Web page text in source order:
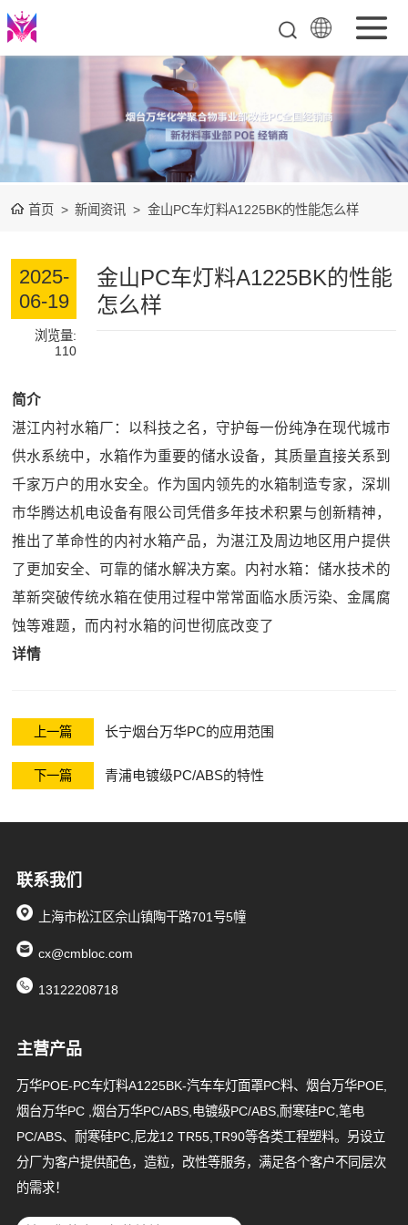
首页 > 新闻资讯 > 金山PC车灯料A1225BK的性能怎么样
2025-
06-19
浏览量:
110
金山PC车灯料A1225BK的性能
怎么样
简介
湛江内衬水箱厂：以科技之名，守护每一份纯净在现代城市
供水系统中，水箱作为重要的储水设备，其质量直接关系到
千家万户的用水安全。作为国内领先的水箱制造专家，深圳
市华腾达机电设备有限公司凭借多年技术积累与创新精神，
推出了革命性的内衬水箱产品，为湛江及周边地区用户提供
了更加安全、可靠的储水解决方案。内衬水箱：储水技术的
革新突破传统水箱在使用过程中常常面临水质污染、金属腐
蚀等难题，而内衬水箱的问世彻底改变了
详情
上一篇 长宁烟台万华PC的应用范围
下一篇 青浦电镀级PC/ABS的特性
联系我们
上海市松江区佘山镇陶干路701号5幢
cx@cmbloc.com
13122208718
主营产品
万华POE-PC车灯料A1225BK-汽车车灯面罩PC料、烟台万华POE,
烟台万华PC ,烟台万华PC/ABS,电镀级PC/ABS,耐寒硅PC,笔电
PC/ABS、耐寒硅PC,尼龙12 TR55,TR90等各类工程塑料。另设立
分厂为客户提供配色，造粒，改性等服务，满足各个客户不同层次
的需求！
POE（聚烯烃弹
性体）
PC合金
烯酸甲酯)
万华化学PA12车
用塑料
TPU（热塑性聚